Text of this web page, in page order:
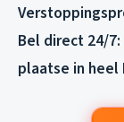
Bel direct 24/7:
plaatse in heel